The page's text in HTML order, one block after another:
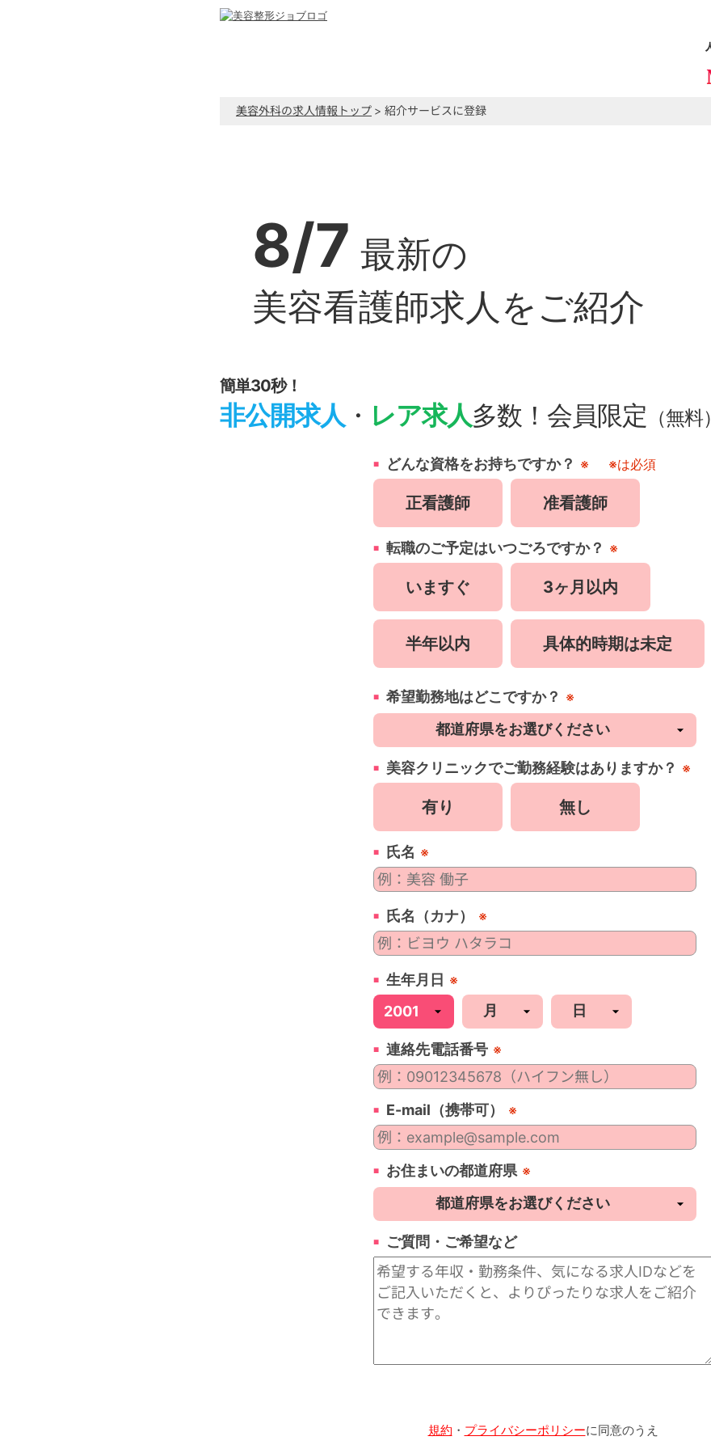
美容外科の求人情報トップ > 紹介サービスに登録
8/7 最新の
美容看護師求人をご紹介
簡単30秒！
非公開求人 ・ レア求人多数！会員限定 （無料）
どんな資格をお持ちですか？ ※ ※は必須
正看護師 准看護師
転職のご予定はいつごろですか？ ※
いますぐ 3ヶ月以内
半年以内 具体的時期は未定
希望勤務地はどこですか？ ※
美容クリニックでご勤務経験はありますか？ ※
有り 無し
氏名 ※
氏名（カナ） ※
生年月日 ※
連絡先電話番号 ※
E-mail（携帯可） ※
お住まいの都道府県 ※
ご質問・ご希望など
規約 ・ プライバシーポリシーに同意のうえ